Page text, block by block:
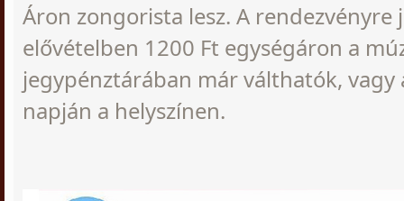
Áron zongorista lesz. A rendezvényre
elővételben 1200 Ft egységáron a
jegypénztárában már válthatók, vagy
napján a helyszínen.